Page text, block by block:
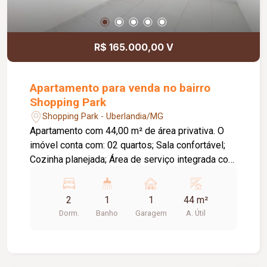
são equipados com ventiladores de teto, e todos
os ambientes possuem piso em cerâmica. Com
área útil aproximada de 107 m², este imóvel é
uma excelente opção para quem busca conforto,
R$ 165.000,00 V
Apartamento para venda no bairro
Shopping Park
Shopping Park - Uberlandia/MG
Apartamento com 44,00 m² de área privativa. O
imóvel conta com: 02 quartos; Sala confortável;
Cozinha planejada; Área de serviço integrada com
condomínio oferece: Academia; Piscina;
Playground; Cinema; Mini mercado; Diferenciais:
Localizado no 4º andar; Piso em porcelanato
2
Dorm.
1
Banho
1
Garagem
44 m²
A. Útil